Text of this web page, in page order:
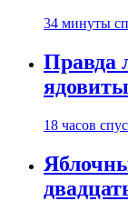
34 минуты
Правда
ядовиты
18 часов